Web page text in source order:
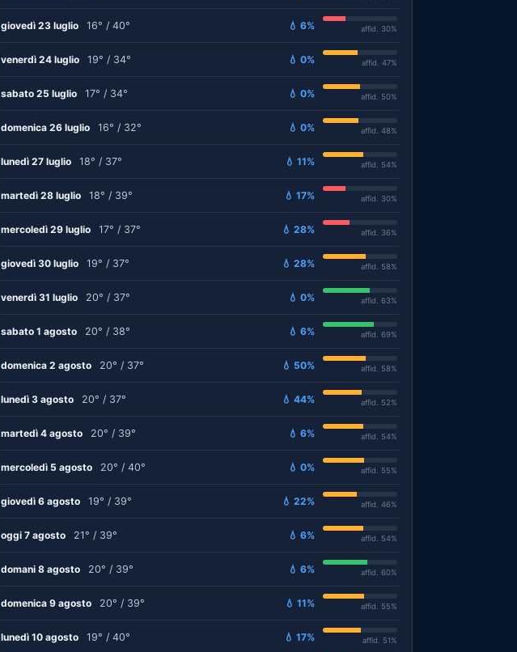
giovedì 23 luglio 16° / 40° 💧 6% affid. 30%
venerdì 24 luglio 19° / 34° 💧 0% affid. 47%
sabato 25 luglio 17° / 34° 💧 0% affid. 50%
domenica 26 luglio 16° / 32° 💧 0% affid. 48%
lunedì 27 luglio 18° / 37° 💧 11% affid. 54%
martedì 28 luglio 18° / 39° 💧 17% affid. 30%
mercoledì 29 luglio 17° / 37° 💧 28% affid. 36%
giovedì 30 luglio 19° / 37° 💧 28% affid. 58%
venerdì 31 luglio 20° / 37° 💧 0% affid. 63%
sabato 1 agosto 20° / 38° 💧 6% affid. 69%
domenica 2 agosto 20° / 37° 💧 50% affid. 58%
lunedì 3 agosto 20° / 37° 💧 44% affid. 52%
martedì 4 agosto 20° / 39° 💧 6% affid. 54%
mercoledì 5 agosto 20° / 40° 💧 0% affid. 55%
giovedì 6 agosto 19° / 39° 💧 22% affid. 46%
oggi 7 agosto 21° / 39° 💧 6% affid. 54%
domani 8 agosto 20° / 39° 💧 6% affid. 60%
domenica 9 agosto 20° / 39° 💧 11% affid. 55%
lunedì 10 agosto 19° / 40° 💧 17% affid. 51%